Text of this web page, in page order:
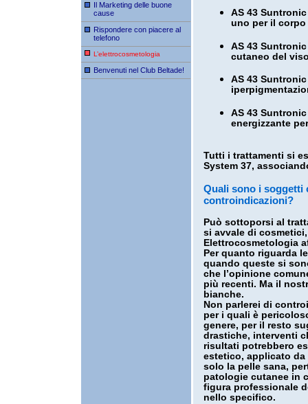
Il Marketing delle buone
cause
Rispondere con piacere al
telefono
L’elettrocosmetologia
Benvenuti nel Club Beltade!
AS 43
uno per il
AS 43
cutaneo del
AS 43
AS 43
energizzante
Tutti i trattamenti si
System 37,
Quali sono i soggetti
controindicazioni?
Può sottoporsi al
si avvale di
Elettrocosmetologia
Per quanto riguarda
quando queste si
che l’opinione
più recenti. Ma il
bianche.
Non parlerei di
per i quali è
genere, per il resto
drastiche, interventi
risultati potrebbero
estetico, applicato da
solo la pelle sana,
patologie cutanee in
figura professionale
nello specifico.